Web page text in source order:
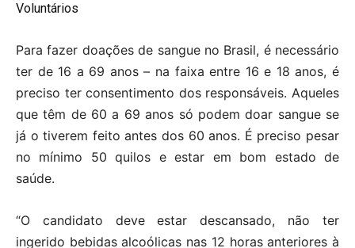
Voluntários
Para fazer doações de sangue no Brasil, é necessário
ter de 16 a 69 anos – na faixa entre 16 e 18 anos, é
preciso ter consentimento dos responsáveis. Aqueles
que têm de 60 a 69 anos só podem doar sangue se
já o tiverem feito antes dos 60 anos. É preciso pesar
no mínimo 50 quilos e estar em bom estado de
saúde.
“O candidato deve estar descansado, não ter
ingerido bebidas alcoólicas nas 12 horas anteriores à